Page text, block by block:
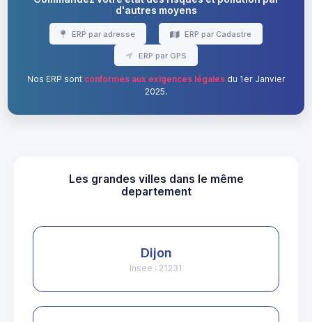
d'autres moyens
ERP par adresse ERP par Cadastre
ERP par GPS
Nos ERP sont conformes aux exigences légalesdu 1er Janvier
2025.
Les grandes villes dans le même
departement
Dijon
Insee : 21231